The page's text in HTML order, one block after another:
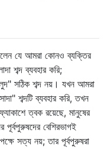
যে আমরা কোনও ব্যক্তির
শব্দ ব্যবহার করি;
সঠিক শব্দ নয়। যখন আমরা
শব্দটি ব্যবহার করি, তখন
ত্বক রয়েছে, মানুষের
পূর্বপুরুষদের বেশিরভাগই
সত্য নয়; তার পূর্বপুরুষরা